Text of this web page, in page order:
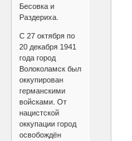
Бесовка и
Раздериха.
С 27 октября по
20 декабря 1941
года город
Волоколамск был
оккупирован
германскими
войсками. От
нацистской
оккупации город
освобождён